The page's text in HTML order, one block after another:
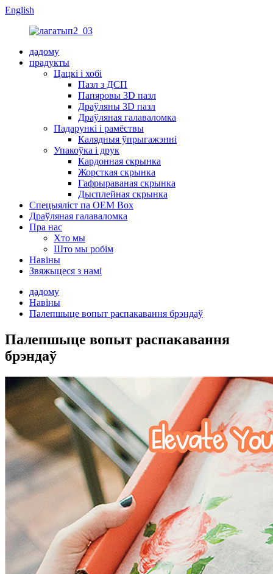
English
дадому
прадукты
Цацкі і хобі
Пазл з ДСП
Папяровы 3D пазл
Драўляны 3D пазл
Драўляная галаваломка
Падарункі і рамёствы
Калядныя ўпрыгажэнні
Упакоўка і друк
Кардонная скрынка
Жорсткая скрынка
Гафрыраваная скрынка
Дысплейная скрынка
Спецыяліст па OEM Box
Драўляная галаваломка
Пра нас
Хто мы
Што мы робім
Навіны
Звяжыцеся з намі
дадому
Навіны
Палепшыце вопыт распакавання брэндаў
Палепшыце вопыт распакавання
брэндаў